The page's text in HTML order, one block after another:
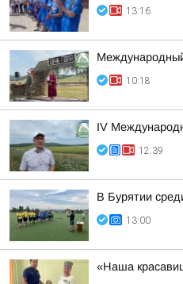
13:16
10:18
IV
12:39
В Бурятии
13:00
«Наша